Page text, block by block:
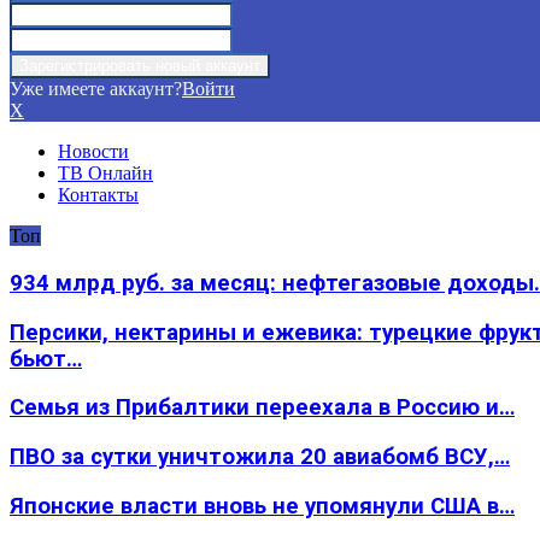
Уже имеете аккаунт?Войти
X
Новости
ТВ Онлайн
Контакты
Топ
934 млрд руб. за месяц: нефтегазовые
Персики, нектарины и ежевика: турецкие
бьют…
Семья из Прибалтики переехала в Россию и…
ПВО за сутки уничтожила 20 авиабомб ВСУ,…
Японские власти вновь не упомянули США в…